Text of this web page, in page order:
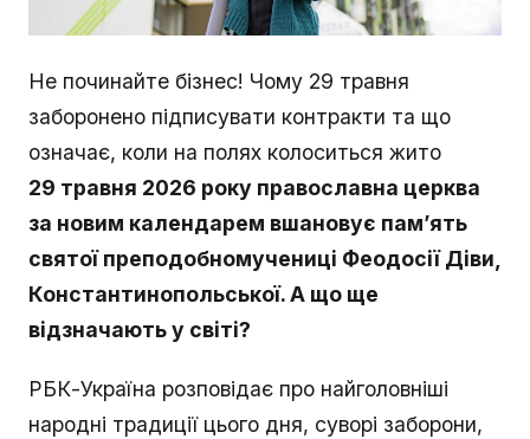
Не починайте бізнес! Чому 29 травня
заборонено підписувати контракти та що
означає, коли на полях колоситься жито
29 травня 2026 року православна церква
за новим календарем вшановує пам’ять
святої преподобномучениці Феодосії Діви,
Константинопольської. А що ще
відзначають у світі?
РБК-Україна розповідає про найголовніші
народні традиції цього дня, суворі заборони,